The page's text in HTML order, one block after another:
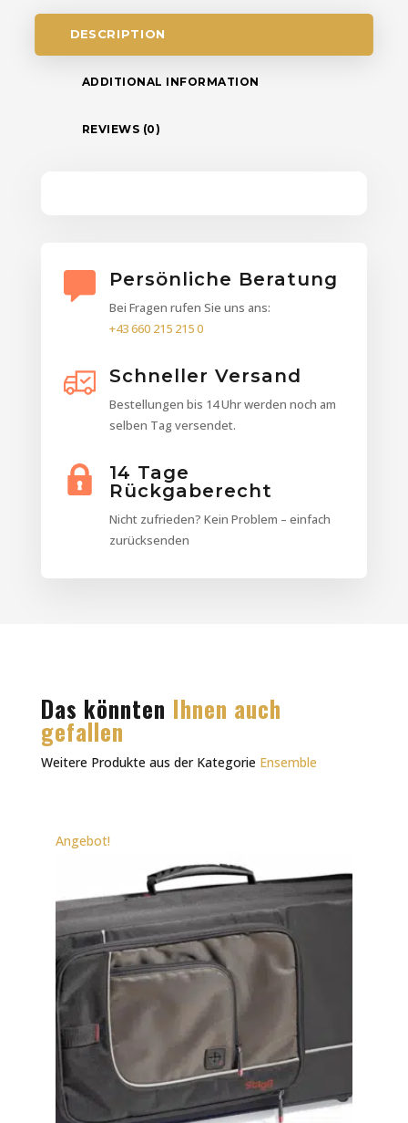
DESCRIPTION
ADDITIONAL INFORMATION
REVIEWS (0)
Persönliche Beratung
Bei Fragen rufen Sie uns ans:
+43 660 215 215 0
Schneller Versand
Bestellungen bis 14 Uhr werden noch am
selben Tag versendet.
14 Tage
Rückgaberecht
Nicht zufrieden? Kein Problem – einfach
zurücksenden
Das könnten Ihnen auch
gefallen
Weitere Produkte aus der Kategorie Ensemble
Angebot!